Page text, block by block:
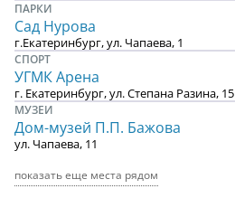
ПАРКИ
Сад Нурова
г.Екатеринбург, ул. Чапаева, 1
СПОРТ
УГМК Арена
г. Екатеринбург, ул. Степана Разина, 15
МУЗЕИ
Дом-музей П.П. Бажова
ул. Чапаева, 11
показать еще места рядом